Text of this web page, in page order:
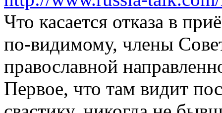
Что касается отказа в
по-видимому, члены
православной
Первое, что там видит